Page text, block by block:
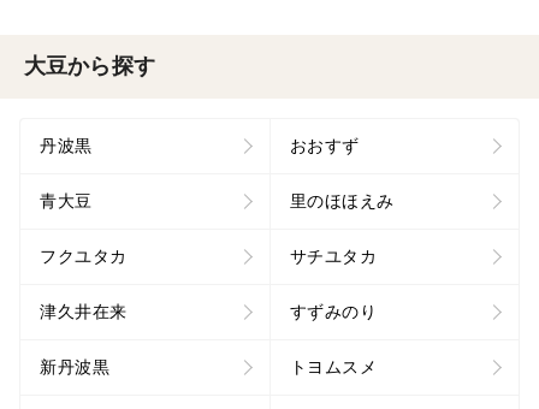
大豆から探す
丹波黒 おおすず
青大豆 里のほほえみ
フクユタカ サチユタカ
津久井在来 すずみのり
新丹波黒 トヨムスメ